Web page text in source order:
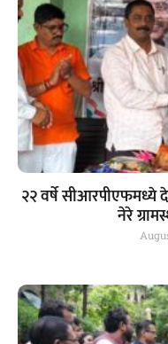
२२ वर्षे सीआरपीएफमध्ये
नेरे